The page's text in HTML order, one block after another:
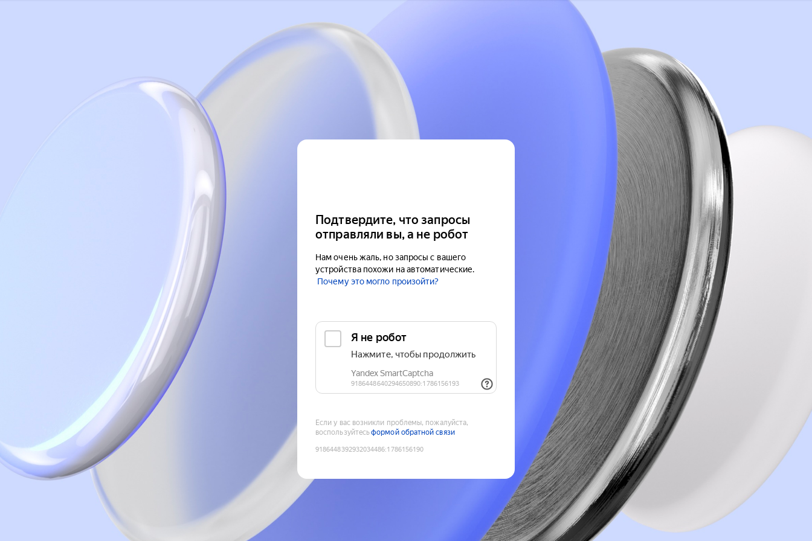
Подтвердите, что запросы
отправляли вы, а не робот
Нам очень жаль, но запросы с вашего
устройства похожи на автоматические.
Почему это могло произойти?
Если у вас возникли проблемы, пожалуйста,
воспользуйтесьформой обратной связи
9186448392932034486:1786156190